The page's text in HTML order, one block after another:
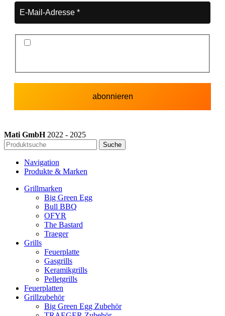
Mati GmbH 2022 - 2025
Suche
Navigation
Produkte & Marken
Grillmarken
Big Green Egg
Bull BBQ
OFYR
The Bastard
Traeger
Grills
Feuerplatte
Gasgrills
Keramikgrills
Pelletgrills
Feuerplatten
Grillzubehör
Big Green Egg Zubehör